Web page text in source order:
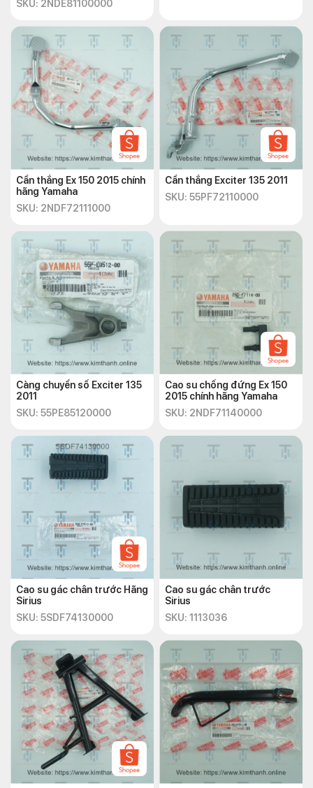
SKU: 2NDE81100000
Cần thắng Ex 150 2015 chính
hãng Yamaha
SKU: 2NDF72111000
Cần thắng Exciter 135 2011
SKU: 55PF72110000
Càng chuyển số Exciter 135
2011
SKU: 55PE85120000
Cao su chống đứng Ex 150
2015 chính hãng Yamaha
SKU: 2NDF71140000
Cao su gác chân trước Hãng
Sirius
SKU: 5SDF74130000
Cao su gác chân trước
Sirius
SKU: 1113036